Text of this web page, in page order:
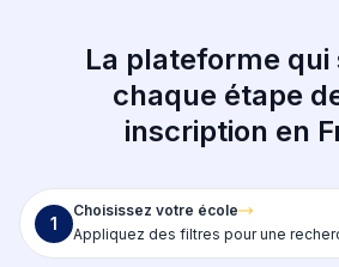
La plateforme qui
chaque étape
inscription en
1
Choisissez votre école
Appliquez des filtres pour une